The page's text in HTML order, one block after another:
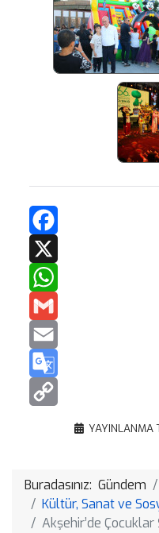
Buradasınız: Gündem
Kültür, Sanat ve
Akşehir’de